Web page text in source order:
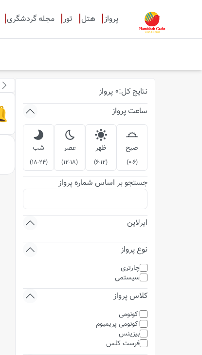
پرواز هتل تور مجله گردشگری
نتایج کل:
0 پرواز
ساعت پرواز
صبح
(
0-6
)
ظهر
(
6-12
)
عصر
(
12-18
)
شب
(
18-24
)
جستجو بر اساس شماره پرواز
ایرلاین
نوع پرواز
چارتری
سیستمی
کلاس پرواز
اکونومی
اکونومی پریمیوم
بیزینس
فرست کلس